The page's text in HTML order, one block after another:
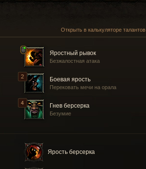
Открыть в калькуляторе талантов
Яростный рывок
Безжалостная атака
Боевая ярость
Перековать мечи на орала
Гнев берсерка
Безумие
Ярость берсерка